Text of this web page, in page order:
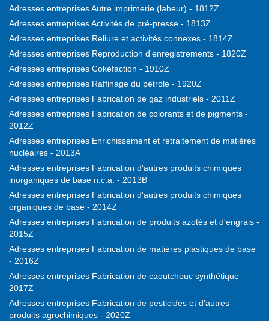
Adresses entreprises Autre imprimerie (labeur) - 1812Z
Adresses entreprises Activités de pré-presse - 1813Z
Adresses entreprises Reliure et activités connexes - 1814Z
Adresses entreprises Reproduction d'enregistrements - 1820Z
Adresses entreprises Cokéfaction - 1910Z
Adresses entreprises Raffinage du pétrole - 1920Z
Adresses entreprises Fabrication de gaz industriels - 2011Z
Adresses entreprises Fabrication de colorants et de pigments -
2012Z
Adresses entreprises Enrichissement et retraitement de matières
nucléaires - 2013A
Adresses entreprises Fabrication d'autres produits chimiques
inorganiques de base n.c.a. - 2013B
Adresses entreprises Fabrication d'autres produits chimiques
organiques de base - 2014Z
Adresses entreprises Fabrication de produits azotés et d'engrais -
2015Z
Adresses entreprises Fabrication de matières plastiques de base
- 2016Z
Adresses entreprises Fabrication de caoutchouc synthétique -
2017Z
Adresses entreprises Fabrication de pesticides et d’autres
produits agrochimiques - 2020Z